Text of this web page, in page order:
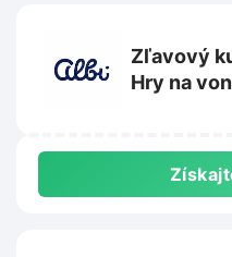
Zľavový
Hry na